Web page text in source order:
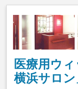
医療用ウ
横浜サロン